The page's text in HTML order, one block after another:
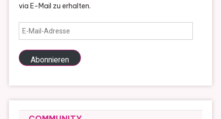
via E-Mail zu erhalten.
E-
Mail-
Adresse
Abonnieren